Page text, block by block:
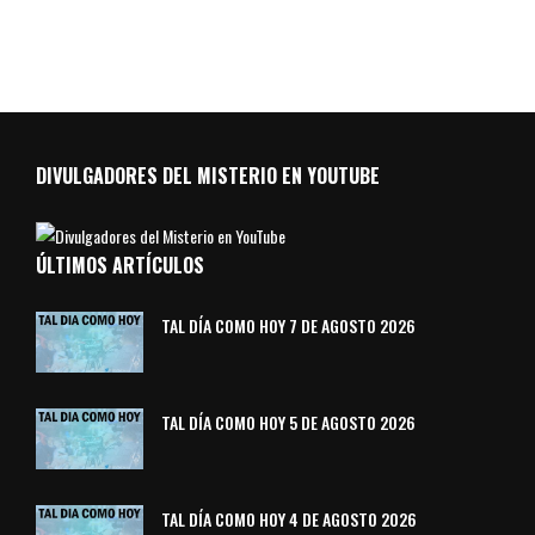
DIVULGADORES DEL MISTERIO EN YOUTUBE
ÚLTIMOS ARTÍCULOS
TAL DÍA COMO HOY 7 DE AGOSTO 2026
TAL DÍA COMO HOY 5 DE AGOSTO 2026
TAL DÍA COMO HOY 4 DE AGOSTO 2026